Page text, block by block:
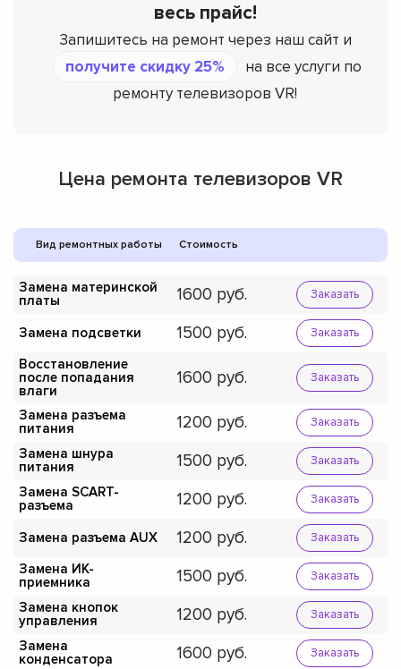
весь прайс!
Запишитесь на ремонт через наш сайт и
получите скидку 25%
на все услуги по
ремонту телевизоров VR!
Цена ремонта телевизоров VR
Вид ремонтных работы Стоимость
Замена материнской
платы
1600 Заказать
Замена подсветки 1500 Заказать
Восстановление
после попадания
влаги
1600 Заказать
Замена разъема
питания
1200 Заказать
Замена шнура
питания
1500 Заказать
Замена SCART-
разъема
1200 Заказать
Замена разъема AUX 1200 Заказать
Замена ИК-
приемника
1500 Заказать
Замена кнопок
управления
1200 Заказать
Замена
конденсатора
1600 Заказать